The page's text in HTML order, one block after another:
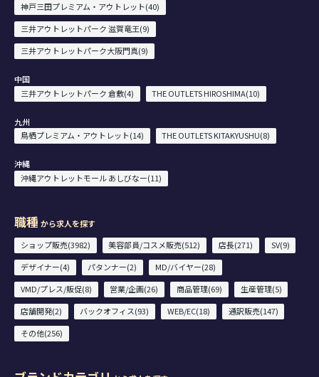
神戸三田プレミアム・アウトレット(40)
三井アウトレットパーク 滋賀竜王(9)
三井アウトレットパーク大阪門真(9)
中国
三井アウトレットパーク 倉敷(4)
THE OUTLETS HIROSHIMA(10)
九州
鳥栖プレミアム・アウトレット(14)
THE OUTLETS KITAKYUSHU(8)
沖縄
沖縄アウトレットモール あしびなー(11)
職種 から求人を探す
ショップ販売(3982)
美容部員/コスメ販売(512) 店長(271)
SV(9)
デザイナー(4)
パタンナー(2)
MD/バイヤー(28)
VMD/プレス/販促(8)
営業/企画(26) 商品管理(69)
生産管理(5)
店舗開発(2)
バックオフィス(93) WEB/EC(18)
通訳販売(147)
その他(256)